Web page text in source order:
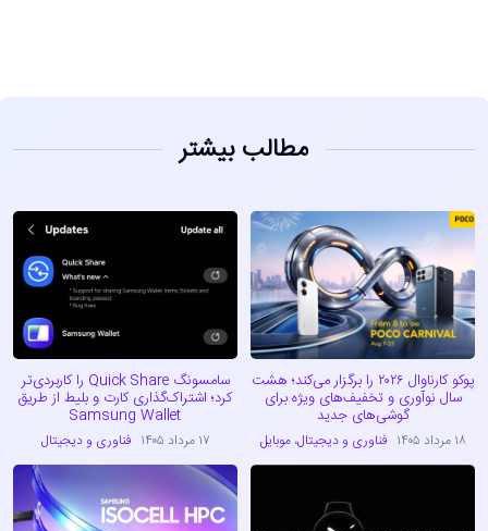
مطالب بیشتر
پوکو کارناوال ۲۰۲۶ را برگزار می‌کند؛ هشت
سال نوآوری و تخفیف‌های ویژه برای
گوشی‌های جدید
۱۸ مرداد ۱۴۰۵ فناوری و دیجیتال،موبایل
سامسونگ Quick Share را کاربردی‌تر
کرد؛ اشتراک‌گذاری کارت و بلیط از طریق
Samsung Wallet
۱۷ مرداد ۱۴۰۵ فناوری و دیجیتال